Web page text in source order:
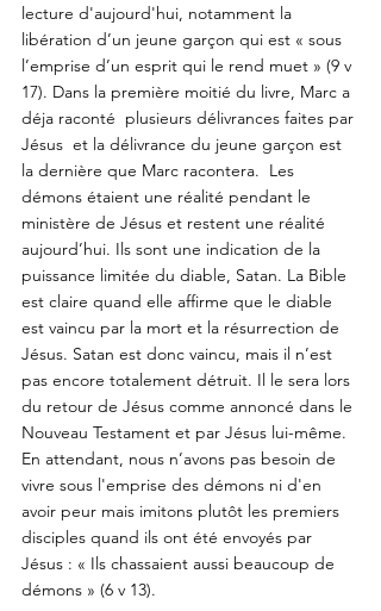
lecture d'aujourd'hui, notamment la
libération d’un jeune garçon qui est « sous
l’emprise d’un esprit qui le rend muet » (9 v
17). Dans la première moitié du livre, Marc a
déja raconté  plusieurs délivrances faites par
Jésus  et la délivrance du jeune garçon est
la dernière que Marc racontera.  Les
démons étaient une réalité pendant le
ministère de Jésus et restent une réalité
aujourd’hui. Ils sont une indication de la
puissance limitée du diable, Satan. La Bible
est claire quand elle affirme que le diable
est vaincu par la mort et la résurrection de
Jésus. Satan est donc vaincu, mais il n’est
pas encore totalement détruit. Il le sera lors
du retour de Jésus comme annoncé dans le
Nouveau Testament et par Jésus lui-même.
En attendant, nous n’avons pas besoin de
vivre sous l'emprise des démons ni d'en
avoir peur mais imitons plutôt les premiers
disciples quand ils ont été envoyés par
Jésus : « Ils chassaient aussi beaucoup de
démons » (6 v 13).